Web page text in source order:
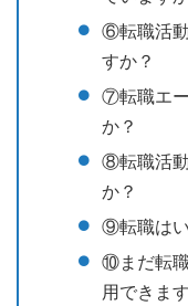
⑥転職活
すか？
⑦転職エ
か？
⑧転職活
か？
⑨転職は
⑩まだ転
用できま